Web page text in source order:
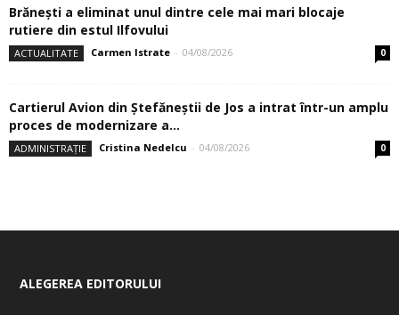
Brănești a eliminat unul dintre cele mai mari blocaje
rutiere din estul Ilfovului
ACTUALITATE Carmen Istrate - 04/08/2026 0
Cartierul Avion din Ştefăneştii de Jos a intrat într-un amplu
proces de modernizare a...
ADMINISTRAȚIE Cristina Nedelcu - 04/08/2026 0
ALEGEREA EDITORULUI